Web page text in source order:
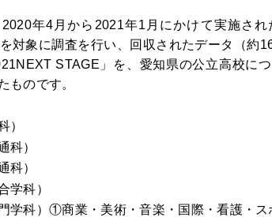
年4月から2021年1月にかけて実施され
を対象に調査を行い、回収されたデータ（約
STAGE」を、愛知県の公立高校に
ものです。
）
科）
科）
学科）
学科）①商業・美術・音楽・国際・看護・ス